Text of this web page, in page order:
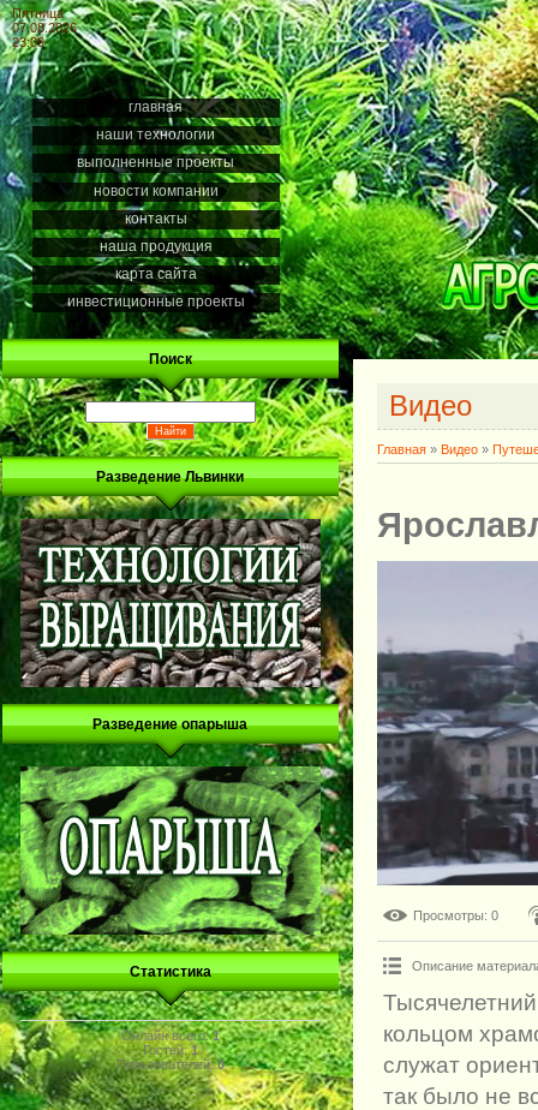
Пятница
07.08.2026
23:09
главная
наши технологии
выполненные проекты
новости компании
контакты
наша продукция
карта сайта
инвестиционные проекты
Поиск
Разведение Львинки
Разведение опарыша
Статистика
Онлайн всего:1
Гостей:1
Пользователей:0
Видео
Главная » Видео »
Просмотры: 0
Описание
кольцом
служат
так было не